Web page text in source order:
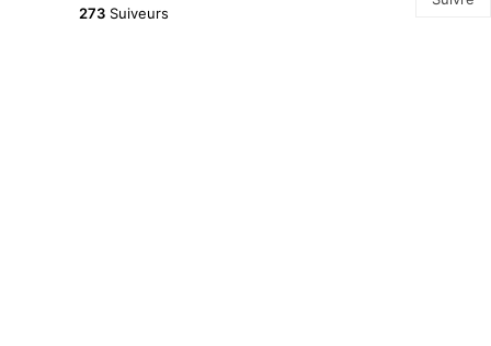
273 Suiveurs